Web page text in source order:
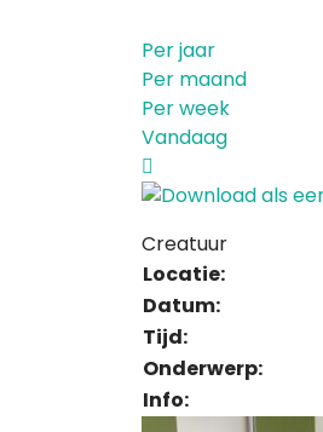
Per jaar
Per maand
Per week
Vandaag
Creatuur
Locatie:
Datum:
Tijd:
Onderwerp:
Info: